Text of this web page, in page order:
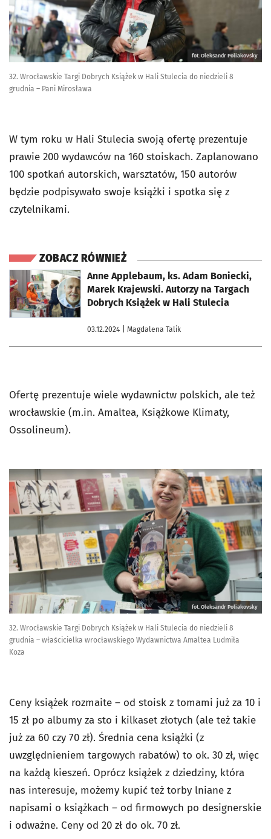
fot. Oleksandr Poliakovsky
32. Wrocławskie Targi Dobrych Książek w Hali Stulecia do niedzieli 8
grudnia – Pani Mirosława
W tym roku w Hali Stulecia swoją ofertę prezentuje
prawie 200 wydawców na 160 stoiskach. Zaplanowano
100 spotkań autorskich, warsztatów, 150 autorów
będzie podpisywało swoje książki i spotka się z
czytelnikami.
ZOBACZ RÓWNIEŻ
Anne Applebaum, ks. Adam Boniecki,
Marek Krajewski. Autorzy na Targach
Dobrych Książek w Hali Stulecia
03.12.2024 | Magdalena Talik
otworzy się w nowej karcie
Ofertę prezentuje wiele wydawnictw polskich, ale też
wrocławskie (m.in. Amaltea, Książkowe Klimaty,
Ossolineum).
fot. Oleksandr Poliakovsky
32. Wrocławskie Targi Dobrych Książek w Hali Stulecia do niedzieli 8
grudnia – właścicielka wrocławskiego Wydawnictwa Amaltea Ludmiła
Koza
Ceny książek rozmaite – od stoisk z tomami już za 10 i
15 zł po albumy za sto i kilkaset złotych (ale też takie
już za 60 czy 70 zł). Średnia cena książki (z
uwzględnieniem targowych rabatów) to ok. 30 zł, więc
na każdą kieszeń. Oprócz książek z dziedziny, która
nas interesuje, możemy kupić też torby lniane z
napisami o książkach – od firmowych po designerskie
i odważne. Ceny od 20 zł do ok. 70 zł.